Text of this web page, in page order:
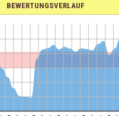
BEWERTUNGSVERLAUF